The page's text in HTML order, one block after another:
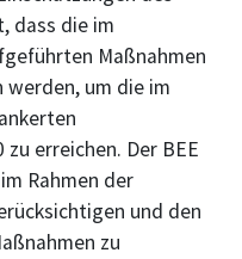
dass die im
Maßnahmen
um die im
erreichen. Der BEE
Rahmen der
und den
zu